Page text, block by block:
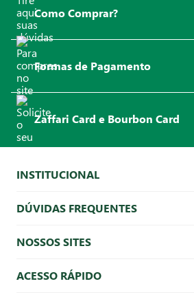
Como Comprar?
Formas de Pagamento
Zaffari Card e Bourbon Card
INSTITUCIONAL
DÚVIDAS FREQUENTES
NOSSOS SITES